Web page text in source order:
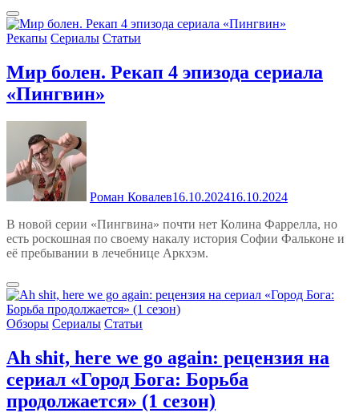
Рекапы Сериалы Статьи
Мир болен. Рекап 4 эпизода сериала
«Пингвин»
Роман Ковалев16.10.202416.10.2024
В новой серии «Пингвина» почти нет Колина Фаррелла, но
есть роскошная по своему накалу история Софии Фальконе и
её пребывании в лечебнице Аркхэм.
Обзоры Сериалы Статьи
Ah shit, here we go again: рецензия на
сериал «Город Бога: Борьба
продолжается» (1 сезон)